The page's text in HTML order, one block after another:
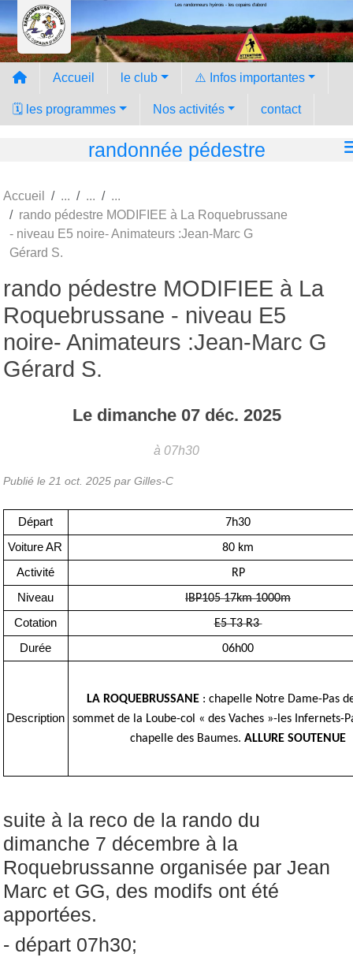
Les randonneurs hyèrois - les copains d'abord
Accueil le club ⚠️ Infos importantes
🗓️ les programmes Nos activités contact
randonnée pédestre
Accueil
rando pédestre MODIFIEE à La Roquebrussane
- niveau E5 noire- Animateurs :Jean-Marc G
Gérard S.
rando pédestre MODIFIEE à La
Roquebrussane - niveau E5
noire- Animateurs :Jean-Marc G
Gérard S.
Le dimanche 07 déc. 2025
à 07h30
Publié le 21 oct. 2025 par Gilles-C
Départ 7h30
Voiture AR 80 km
Activité RP
Niveau IBP105 17km 1000m
Cotation E5 T3 R3
Durée 06h00
Description
LA ROQUEBRUSSANE : chapelle Notre Dame-Pas
sommet de la Loube-col « des Vaches »-les Infernets-
chapelle des Baumes. ALLURE SOUTENUE
suite à la reco de la rando du
dimanche 7 décembre à la
Roquebrussanne organisée par Jean
Marc et GG, des modifs ont été
apportées.
- départ 07h30;
Panneau de gestion des cookies